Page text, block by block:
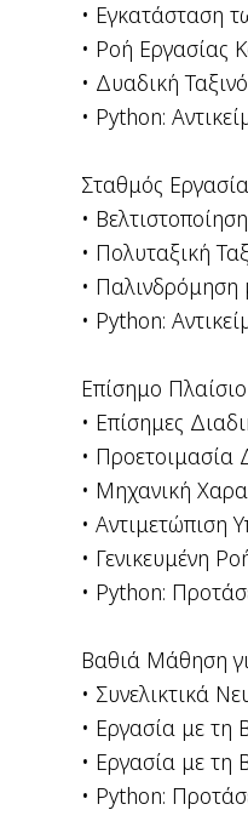
• Εγκατάσταση
• Ροή Εργασίας
• Δυαδική
• Python:
Σταθμός
•
• Πολυταξική
•
• Python:
Επίσημο
• Επίσημες
•
• Μηχανική
• Αντιμετώπιση
• Γενικευμένη
• Python:
Βαθιά Μάθηση
• Συνελικτικά
• Εργασία με τη
• Εργασία με τη
• Python: